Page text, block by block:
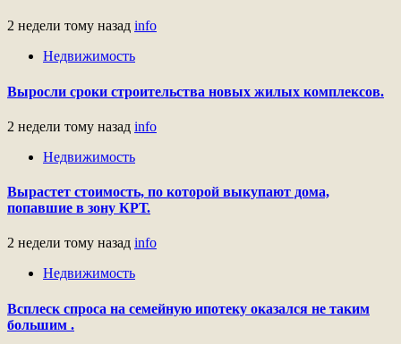
2 недели тому назад info
Недвижимость
Выросли сроки строительства новых жилых комплексов.
2 недели тому назад info
Недвижимость
Вырастет стоимость, по которой выкупают дома,
попавшие в зону КРТ.
2 недели тому назад info
Недвижимость
Всплеск спроса на семейную ипотеку оказался не таким
большим .